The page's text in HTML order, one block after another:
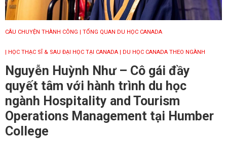
CÂU CHUYỆN THÀNH CÔNG | TỔNG QUAN DU HỌC CANADA
| HỌC THẠC SĨ & SAU ĐẠI HỌC TẠI CANADA | DU HỌC CANADA THEO NGÀNH
Nguyễn Huỳnh Như – Cô gái đầy
quyết tâm với hành trình du học
ngành Hospitality and Tourism
Operations Management tại Humber
College